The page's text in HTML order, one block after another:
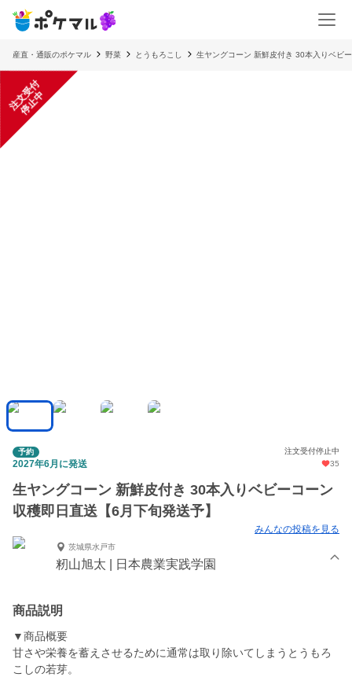
産直・通販のポケマル 野菜 とうもろこし 生ヤングコーン 新鮮皮付き 30本入りベビ
注
文
受
付
停
止
中
予約 注文受付停止中
2027年6月に発送 35
生ヤングコーン 新鮮皮付き 30本入りベビーコーン
収穫即日直送【6月下旬発送予】
みんなの投稿を見る
茨城県水戸市
籾山旭太 | 日本農業実践学園
商品説明
▼商品概要
甘さや栄養を蓄えさせるために通常は取り除いてしまうとうもろ
こしの若芽。